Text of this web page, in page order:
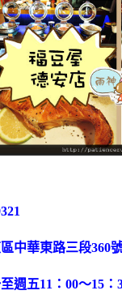
中華東路三段360
週五11：00～15：